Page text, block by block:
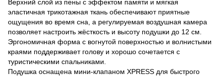
Верхний слой из пены с эффектом памяти и мягкая
эластичная трикотажная ткань обеспечивают приятные
ощущения во время сна, а регулируемая воздушная камера
позволяет настроить жёсткость и высоту подушки до 12 см.
Эргономичная форма с вогнутой поверхностью и волнистыми
краями поддерживает голову и хорошо сочетается с
туристическими спальниками.
Подушка оснащена мини-клапаном XPRESS для быстрого